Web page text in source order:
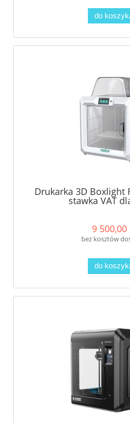
do
Drukarka 3D Boxlight
stawka VAT
9 500,00
bez kosztów
do